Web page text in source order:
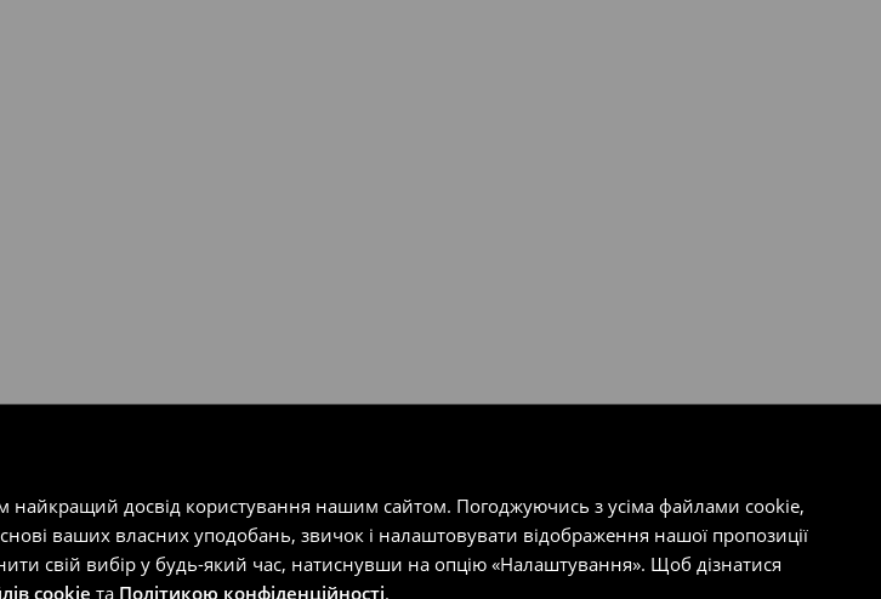
найкращий досвід користування нашим сайтом. Погоджуючись з усіма файлами cookie,
ваших власних уподобань, звичок і налаштовувати відображення нашої пропозиції
свій вибір у будь-який час, натиснувши на опцію «Налаштування». Щоб дізнатися
cookie та Політикою конфіденційності.